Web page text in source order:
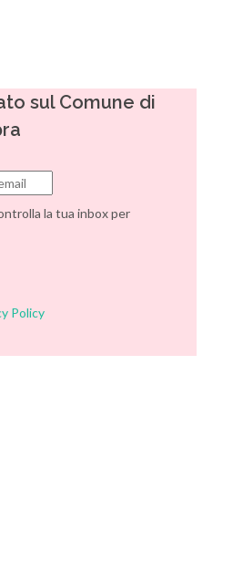
sul Comune di
la tua inbox per
Policy